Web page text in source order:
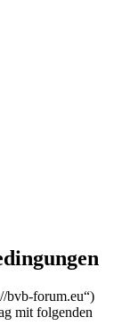
bvb-forum.eu“)
mit folgenden